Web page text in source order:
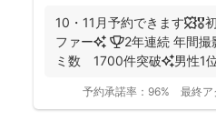
10・11月予約できます🍁🎖
ファー✨ 🏆2年連続 年間撮影数 全国1位✨ 🥇口コ
ミ数 1700件突破✨男性1
予約承諾率： 96% 最終ア